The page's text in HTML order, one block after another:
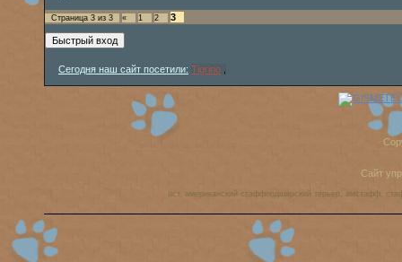
Страница 3 из 3 « 1 2 3
Сегодня наш сайт посетили: Tigrino
Сайт
аст, американский стаффордширский терьер, амстафф,